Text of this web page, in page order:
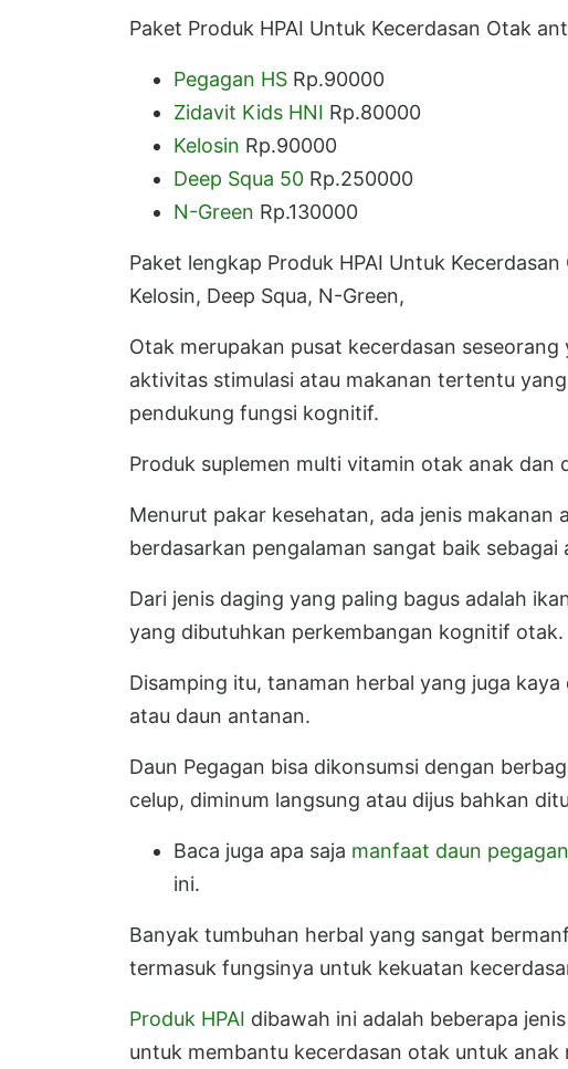
Paket Produk HPAI Untuk Kecerdasan Otak
Pegagan HS Rp.90000
Zidavit Kids HNI Rp.80000
Kelosin Rp.90000
Deep Squa 50 Rp.250000
N-Green Rp.130000
Paket lengkap Produk HPAI Untuk
Kelosin, Deep Squa, N-Green,
Otak merupakan pusat kecerdasan
aktivitas stimulasi atau makanan tertentu
pendukung fungsi kognitif.
Produk suplemen multi vitamin otak anak dan
Menurut pakar kesehatan, ada jenis
berdasarkan pengalaman sangat baik
Dari jenis daging yang paling bagus adalah
yang dibutuhkan perkembangan kognitif otak.
Disamping itu, tanaman herbal yang juga kaya
atau daun antanan.
Daun Pegagan bisa dikonsumsi dengan
celup, diminum langsung atau dijus bahkan
Baca juga apa saja manfaat daun
ini.
Banyak tumbuhan herbal yang sangat
termasuk fungsinya untuk kekuatan
Produk HPAI dibawah ini adalah beberapa
untuk membantu kecerdasan otak untuk anak